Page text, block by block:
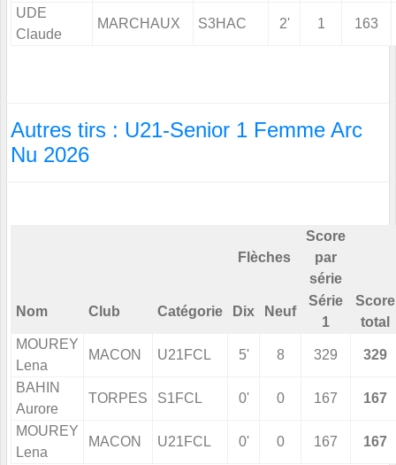
UDE
Claude
MARCHAUX S3HAC 2' 1 163
Autres tirs : U21-Senior 1 Femme Arc
Nu 2026
Flèches
Score
par
série
Nom Club Catégorie Dix Neuf
Série
1
Score
total
MOUREY
Lena
MACON U21FCL 5' 8 329 329
BAHIN
Aurore
TORPES S1FCL 0' 0 167 167
MOUREY
Lena
MACON U21FCL 0' 0 167 167